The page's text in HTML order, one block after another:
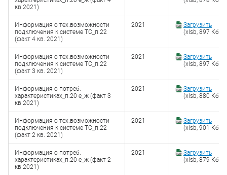
кв 2021)
Информация о тех.возможности
подключения к системе ТС_п.22
(факт 4 кв. 2021)
2021
Загрузить
(xlsb, 897 Кб)
Информация о тех.возможности
подключения к системе ТС_п.22
(факт 3 кв. 2021)
2021
Загрузить
(xlsb, 897 Кб)
Информация о потреб.
характеристиках_п.20 е_ж (факт 3
кв 2021)
2021
Загрузить
(xlsb, 880 Кб)
Информация о тех.возможности
подключения к системе ТС_п.22
(факт 2 кв. 2021)
2021
Загрузить
(xlsb, 901 Кб)
Информация о потреб.
характеристиках_п.20 е_ж (факт 2
кв 2021)
2021
Загрузить
(xlsb, 879 Кб)